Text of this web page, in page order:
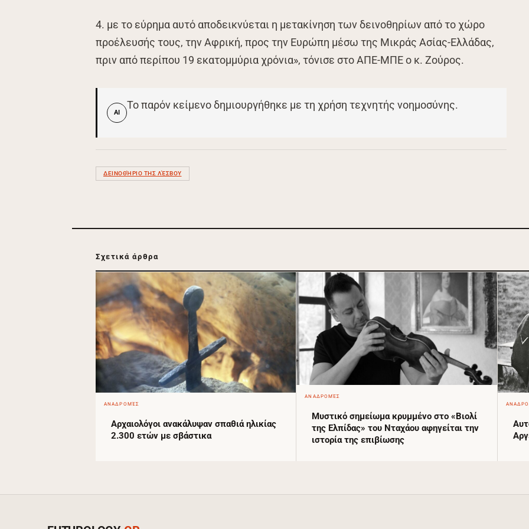
4. με το εύρημα αυτό αποδεικνύεται η μετακίνηση των δεινοθηρίων από το χώρο
προέλευσής τους, την Αφρική, προς την Ευρώπη μέσω της Μικράς Ασίας-Ελλάδας,
πριν από περίπου 19 εκατομμύρια χρόνια», τόνισε στο ΑΠΕ-ΜΠΕ ο κ. Ζούρος.
AI
Το παρόν κείμενο δημιουργήθηκε με τη χρήση τεχνητής νοημοσύνης.
ΔΕΙΝΟΘΉΡΙΟ ΤΗΣ ΛΈΣΒΟΥ
Σχετικά άρθρα
ΑΝΑΔΡΟΜΈΣ
Αρχαιολόγοι ανακάλυψαν σπαθιά ηλικίας
2.300 ετών με σβάστικα
ΑΝΑΔΡΟΜΈΣ
Μυστικό σημείωμα κρυμμένο στο «Βιολί
της Ελπίδας» του Νταχάου αφηγείται την
ιστορία της επιβίωσης